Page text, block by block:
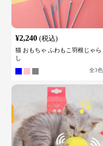
¥2,240 (税込)
猫 おもちゃ ふわもこ羽根じゃら
し
全3色